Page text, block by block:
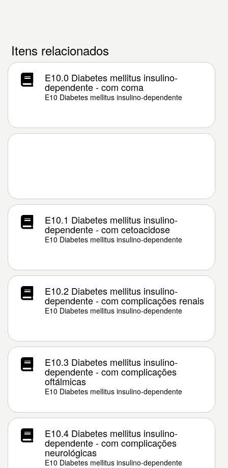
Itens relacionados
E10.0 Diabetes mellitus insulino-
dependente - com coma
E10 Diabetes mellitus insulino-dependente
E10.1 Diabetes mellitus insulino-
dependente - com cetoacidose
E10 Diabetes mellitus insulino-dependente
E10.2 Diabetes mellitus insulino-
dependente - com complicações renais
E10 Diabetes mellitus insulino-dependente
E10.3 Diabetes mellitus insulino-
dependente - com complicações
oftálmicas
E10 Diabetes mellitus insulino-dependente
E10.4 Diabetes mellitus insulino-
dependente - com complicações
neurológicas
E10 Diabetes mellitus insulino-dependente